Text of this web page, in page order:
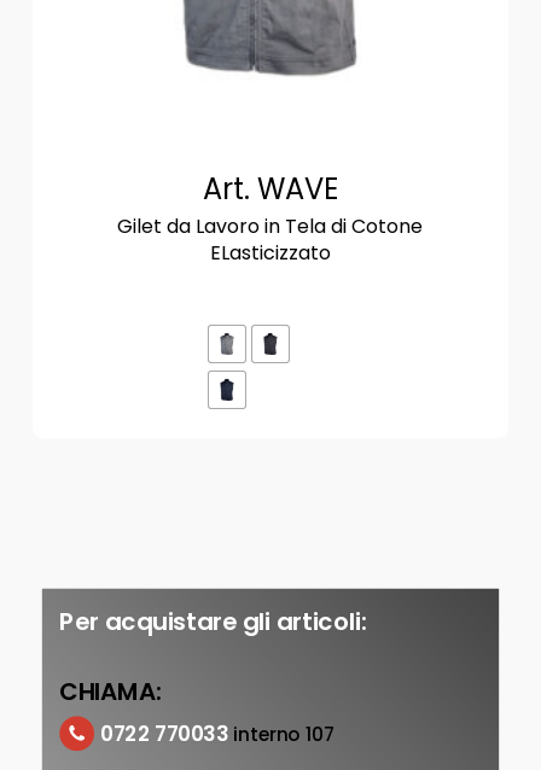
Art. WAVE
Gilet da Lavoro in Tela di Cotone
ELasticizzato
Per acquistare gli articoli:
CHIAMA:
0722 770033 interno 107